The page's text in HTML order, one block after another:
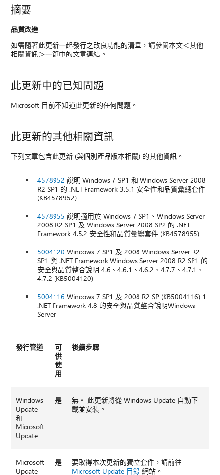
摘要
品質改進
如需隨著此更新一起發行之改良功能的清單，請參閱本文＜其他
相關資訊＞一節中的文章連結。
此更新中的已知問題
Microsoft 目前不知道此更新的任何問題。
此更新的其他相關資訊
下列文章包含此更新 (與個別產品版本相關) 的其他資訊。
4578952 說明 Windows 7 SP1 和 Windows Server 2008
R2 SP1 的 .NET Framework 3.5.1 安全性和品質彙總套件
(KB4578952)
4578955 說明適用於 Windows 7 SP1、Windows Server
2008 R2 SP1 及 Windows Server 2008 SP2 的 .NET
Framework 4.5.2 安全性和品質彙總套件 (KB4578955)
5004120 Windows 7 SP1 及 2008 Windows Server R2
SP1 與 .NET Framework Windows Server 2008 R2 SP1 的
安全與品質整合說明 4.6、4.6.1、4.6.2、4.7.7、4.7.1、
4.7.2 (KB5004120)
5004116 Windows 7 SP1 及 2008 R2 SP (KB5004116) 1
.NET Framework 4.8 的安全與品質整合說明Windows
Server
發行管道
可
供
使
用
後續步驟
Windows
Update
和
Microsoft
Update
是
無。 此更新將從 Windows Update 自動下
載並安裝。
Microsoft
Update
是
要取得本次更新的獨立套件，請前往
Microsoft Update 目錄 網站。